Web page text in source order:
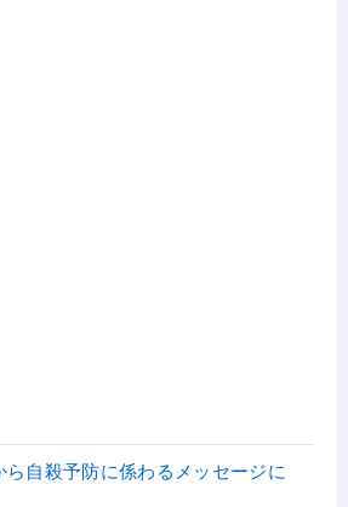
ら自殺予防に係わるメッセージに